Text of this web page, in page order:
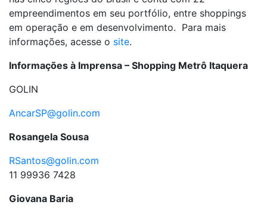
empreendimentos em seu portfólio, entre shoppings
em operação e em desenvolvimento. Para mais
informações, acesse o site.
Informações à Imprensa – Shopping Metrô Itaquera
GOLIN
AncarSP@golin.com
Rosangela Sousa
RSantos@golin.com
11 99936 7428
Giovana Baria